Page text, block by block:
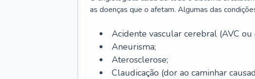
as doenças que o afetam. Algumas das
Acidente vascular cerebral (AVC ou
Aneurisma;
Aterosclerose;
Claudicação (dor ao caminhar